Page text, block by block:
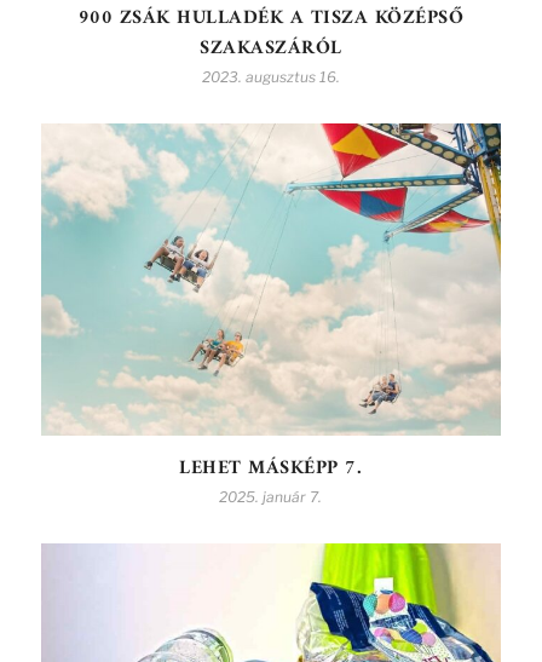
900 ZSÁK HULLADÉK A TISZA KÖZÉPSŐ
SZAKASZÁRÓL
2023. augusztus 16.
LEHET MÁSKÉPP 7.
2025. január 7.